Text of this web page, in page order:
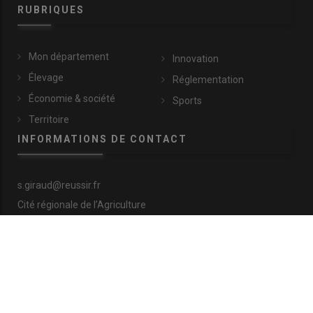
RUBRIQUES
Mon département
Élevage
Économie & société
Territoire
Innovation
Réglementation
Sports
INFORMATIONS DE CONTACT
s.giraud@reussir.fr
Cité régionale de l’Agriculture